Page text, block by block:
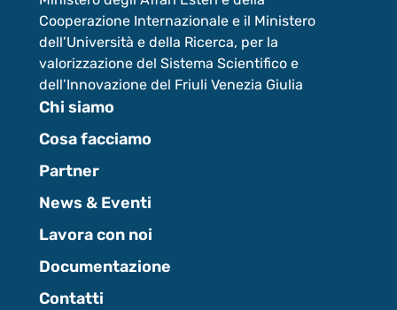
Cooperazione Internazionale e il Ministero
dell’Università e della Ricerca, per la
valorizzazione del Sistema Scientifico e
dell’Innovazione del Friuli Venezia Giulia
Chi siamo
Cosa facciamo
Partner
News & Eventi
Lavora con noi
Documentazione
Contatti